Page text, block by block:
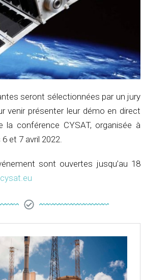
seront sélectionnées par un jury
venir présenter leur démo en direct
conférence CYSAT, organisée à
et 7 avril 2022.
sont ouvertes jusqu’au 18